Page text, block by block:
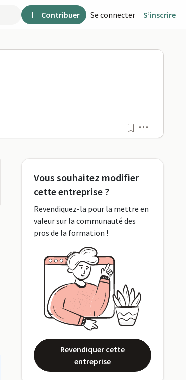
Contribuer Se connecter S’inscrire
Vous souhaitez modifier
cette entreprise ?
Revendiquez-la pour la mettre en
valeur sur la communauté des
pros de la formation !
Revendiquer cette
entreprise